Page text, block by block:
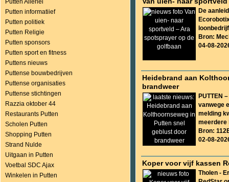
Putten Allerlei
Putten informatiief
Putten politiek
Putten Religie
Putten sponsors
Putten sport en fitness
Puttens nieuws
Puttense bouwbedrijven
Puttense organisaties
Puttense stichtingen
Razzia oktober 44
Restaurants Putten
Scholen Putten
Shopping Putten
Strand Nulde
Uitgaan in Putten
Voetbal SDC Ajax
Winkelen in Putten
De
Bron:
04-08-
Heidebrand aan
brandweer
PUTTEN
vanwege
melding
meerdere
Bron:
02-08-
Koper voor vijf kassen
Tholen -